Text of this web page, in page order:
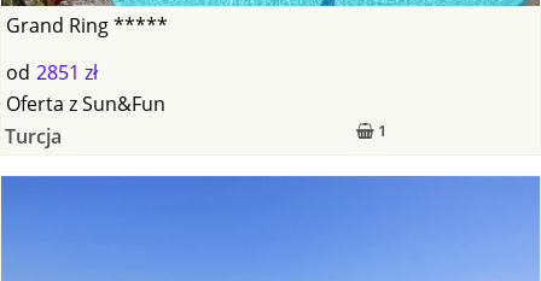
Grand Ring *****
od 2851 zł
1
Oferta zSun&Fun
Turcja